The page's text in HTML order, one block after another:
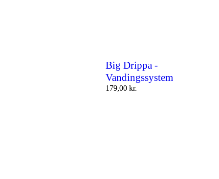
Big Drippa -
Vandingssystem
179,00 kr.